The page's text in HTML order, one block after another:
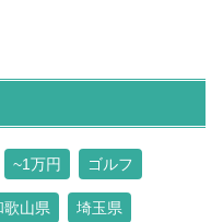
~1万円 ゴルフ
歌山県 埼玉県